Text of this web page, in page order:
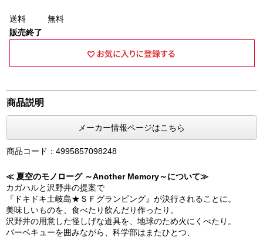
送料
無料
販売終了
商品説明
メーカー情報ページはこちら
商品コード：4995857098248
≪ 夏空のモノローグ ～Another Memory～について≫
カガハルと沢野井の提案で
『ドキドキ土岐島★ＳＦグランピング』が決行されることに。
美味しいものを、食べたり飲んだり作ったり。
沢野井の用意した怪しげな道具を、地球のため火にくべたり。
バーベキューを囲みながら、科学部はまたひとつ、